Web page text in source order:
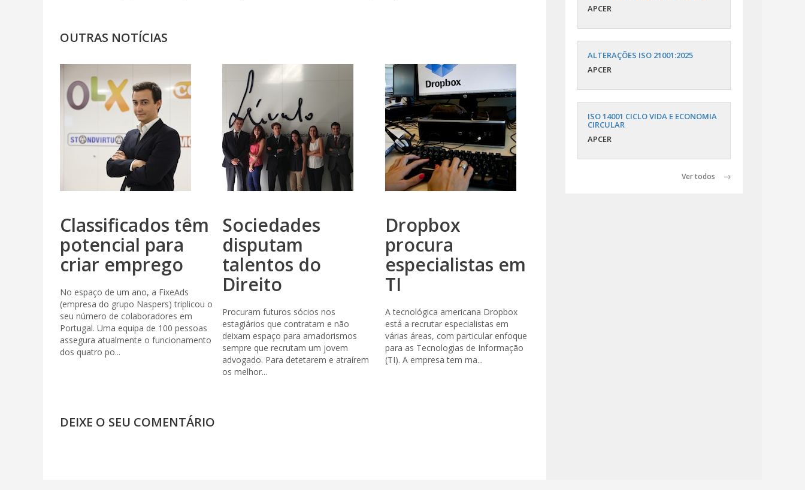
OUTRAS NOTÍCIAS
Classificados têm
potencial para
criar emprego
No espaço de um ano, a FixeAds
(empresa do grupo Naspers) triplicou o
seu número de colaboradores em
Portugal. Uma equipa de 100 pessoas
assegura atualmente o funcionamento
dos quatro po...
Sociedades
disputam
talentos do
Direito
Procuram futuros sócios nos
estagiários que contratam e não
deixam espaço para amadorismos
sempre que recrutam um jovem
advogado. Para detetarem e atraírem
os melhor...
Dropbox
procura
especialistas em
TI
A tecnológica americana Dropbox
está a recrutar especialistas em
várias áreas, com particular enfoque
para as Tecnologias de Informação
(TI). A empresa tem ma...
DEIXE O SEU COMENTÁRIO
APCER
ALTERAÇÕES ISO 21001:2025
APCER
ISO 14001 CICLO VIDA E ECONOMIA
CIRCULAR
APCER
Ver todos